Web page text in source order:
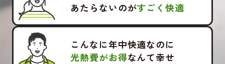
あたらないのがすごく快適
こんなに年中快適なのに
光熱費がお得なんて幸せ